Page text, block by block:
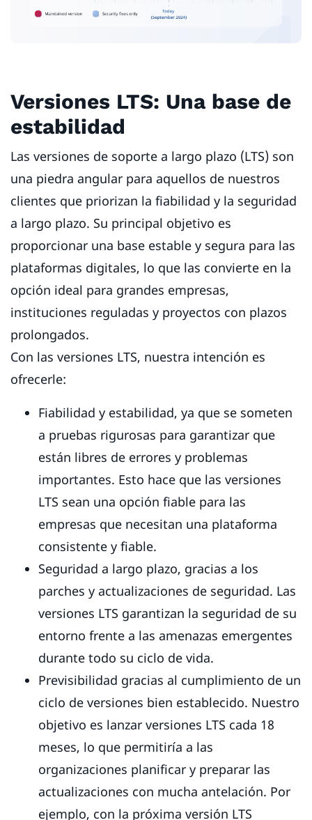
Versiones LTS: Una base de
estabilidad
Las versiones de soporte a largo plazo (LTS) son
una piedra angular para aquellos de nuestros
clientes que priorizan la fiabilidad y la seguridad
a largo plazo. Su principal objetivo es
proporcionar una base estable y segura para las
plataformas digitales, lo que las convierte en la
opción ideal para grandes empresas,
instituciones reguladas y proyectos con plazos
prolongados.
Con las versiones LTS, nuestra intención es
ofrecerle:
Fiabilidad y estabilidad, ya que se someten
a pruebas rigurosas para garantizar que
están libres de errores y problemas
importantes. Esto hace que las versiones
LTS sean una opción fiable para las
empresas que necesitan una plataforma
consistente y fiable.
Seguridad a largo plazo, gracias a los
parches y actualizaciones de seguridad. Las
versiones LTS garantizan la seguridad de su
entorno frente a las amenazas emergentes
durante todo su ciclo de vida.
Previsibilidad gracias al cumplimiento de un
ciclo de versiones bien establecido. Nuestro
objetivo es lanzar versiones LTS cada 18
meses, lo que permitiría a las
organizaciones planificar y preparar las
actualizaciones con mucha antelación. Por
ejemplo, con la próxima versión LTS